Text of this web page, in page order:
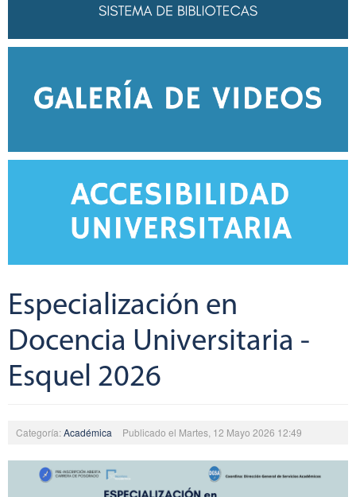
Especialización en
Docencia Universitaria -
Esquel 2026
Categoría:Académica Publicado el Martes, 12 Mayo 2026 12:49